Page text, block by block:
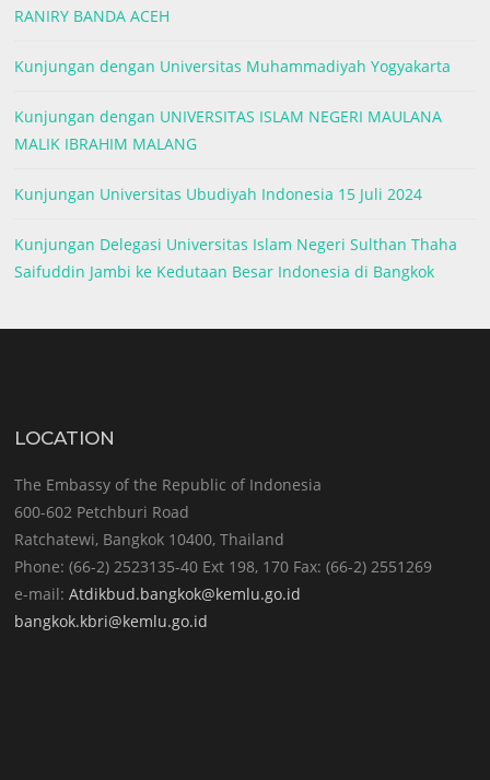
RANIRY BANDA ACEH
Kunjungan dengan Universitas Muhammadiyah Yogyakarta
Kunjungan dengan UNIVERSITAS ISLAM NEGERI MAULANA
MALIK IBRAHIM MALANG
Kunjungan Universitas Ubudiyah Indonesia 15 Juli 2024
Kunjungan Delegasi Universitas Islam Negeri Sulthan Thaha
Saifuddin Jambi ke Kedutaan Besar Indonesia di Bangkok
LOCATION
The Embassy of the Republic of Indonesia
600-602 Petchburi Road
Ratchatewi, Bangkok 10400, Thailand
Phone: (66-2) 2523135-40 Ext 198, 170 Fax: (66-2) 2551269
e-mail:Atdikbud.bangkok@kemlu.go.id
bangkok.kbri@kemlu.go.id